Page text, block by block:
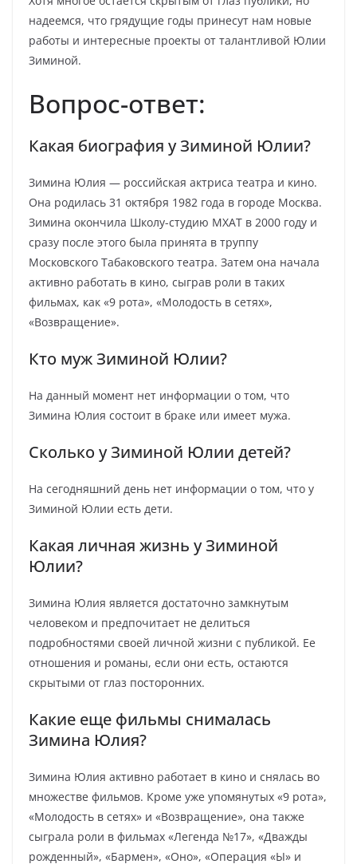
надеемся, что грядущие годы принесут нам новые
работы и интересные проекты от талантливой Юлии
Зиминой.
Вопрос-ответ:
Какая биография у Зиминой Юлии?
Зимина Юлия — российская актриса театра и кино.
Она родилась 31 октября 1982 года в городе Москва.
Зимина окончила Школу-студию МХАТ в 2000 году и
сразу после этого была принята в труппу
Московского Табаковского театра. Затем она начала
активно работать в кино, сыграв роли в таких
фильмах, как «9 рота», «Молодость в сетях»,
«Возвращение».
Кто муж Зиминой Юлии?
На данный момент нет информации о том, что
Зимина Юлия состоит в браке или имеет мужа.
Сколько у Зиминой Юлии детей?
На сегодняшний день нет информации о том, что у
Зиминой Юлии есть дети.
Какая личная жизнь у Зиминой
Юлии?
Зимина Юлия является достаточно замкнутым
человеком и предпочитает не делиться
подробностями своей личной жизни с публикой. Ее
отношения и романы, если они есть, остаются
скрытыми от глаз посторонних.
Какие еще фильмы снималась
Зимина Юлия?
Зимина Юлия активно работает в кино и снялась во
множестве фильмов. Кроме уже упомянутых «9 рота»,
«Молодость в сетях» и «Возвращение», она также
сыграла роли в фильмах «Легенда №17», «Дважды
рожденный», «Бармен», «Оно», «Операция «Ы» и